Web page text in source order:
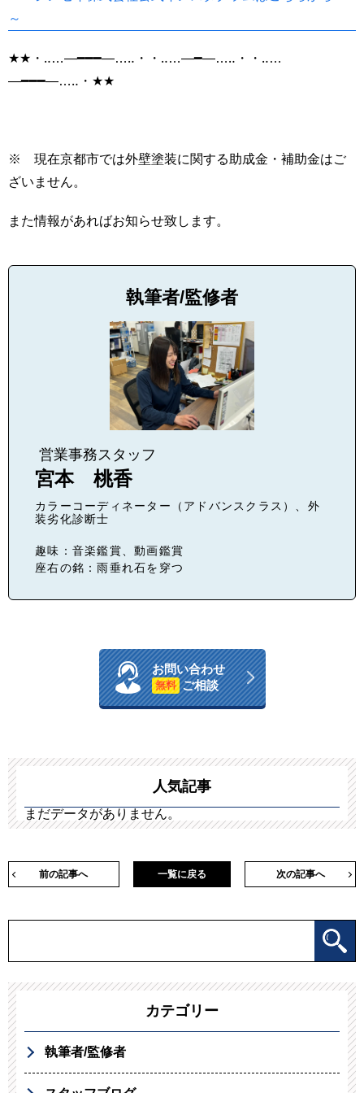
～
★★ ・ ‥…―━━━―…‥ ・・ ‥…―━―…‥ ・・ ‥…
―━━━―…‥ ・ ★★
※ 現在京都市では外壁塗装に関する助成金・補助金はご
ざいません。
また情報があればお知らせ致します。
執筆者/監修者
営業事務スタッフ
宮本 桃香
カラーコーディネーター（アドバンスクラス）、外
装劣化診断士
趣味：音楽鑑賞、動画鑑賞
座右の銘：雨垂れ石を穿つ
お問い合わせ
無料 ご相談
人気記事
まだデータがありません。
前の記事へ 次の記事へ
一覧に戻る
カテゴリー
執筆者/監修者